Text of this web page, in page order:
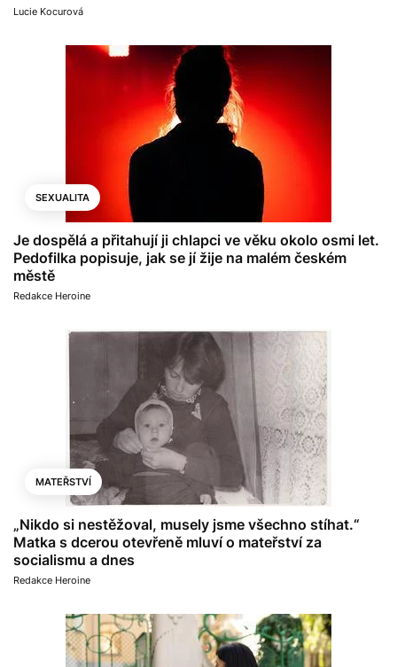
Lucie Kocurová
SEXUALITA
Je dospělá a přitahují ji chlapci ve věku okolo osmi let.
Pedofilka popisuje, jak se jí žije na malém českém
městě
Redakce Heroine
MATEŘSTVÍ
„Nikdo si nestěžoval, musely jsme všechno stíhat.“
Matka s dcerou otevřeně mluví o mateřství za
socialismu a dnes
Redakce Heroine